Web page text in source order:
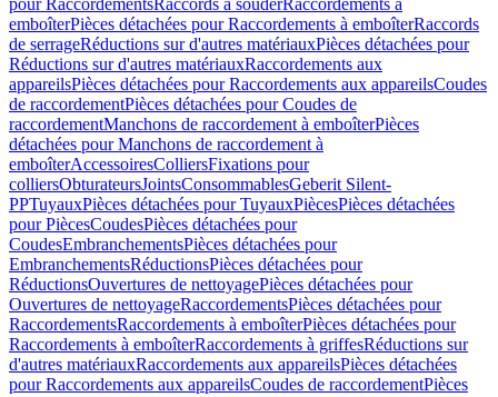
pour RaccordementsRaccords à souderRaccordements à
emboîterPièces détachées pour Raccordements à emboîterRaccords
de serrageRéductions sur d'autres matériauxPièces détachées pour
Réductions sur d'autres matériauxRaccordements aux
appareilsPièces détachées pour Raccordements aux appareilsCoudes
de raccordementPièces détachées pour Coudes de
raccordementManchons de raccordement à emboîterPièces
détachées pour Manchons de raccordement à
emboîterAccessoiresColliersFixations pour
colliersObturateursJointsConsommablesGeberit Silent-
PPTuyauxPièces détachées pour TuyauxPiècesPièces détachées
pour PiècesCoudesPièces détachées pour
CoudesEmbranchementsPièces détachées pour
EmbranchementsRéductionsPièces détachées pour
RéductionsOuvertures de nettoyagePièces détachées pour
Ouvertures de nettoyageRaccordementsPièces détachées pour
RaccordementsRaccordements à emboîterPièces détachées pour
Raccordements à emboîterRaccordements à griffesRéductions sur
d'autres matériauxRaccordements aux appareilsPièces détachées
pour Raccordements aux appareilsCoudes de raccordementPièces